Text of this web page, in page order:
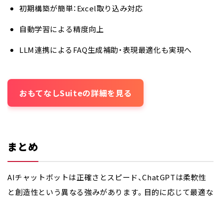
初期構築が簡単：Excel取り込み対応
自動学習による精度向上
LLM連携によるFAQ生成補助・表現最適化も実現へ
おもてなしSuiteの詳細を見る
まとめ
AIチャットボットは正確さとスピード、ChatGPTは柔軟性
と創造性という異なる強みがあります。目的に応じて最適な